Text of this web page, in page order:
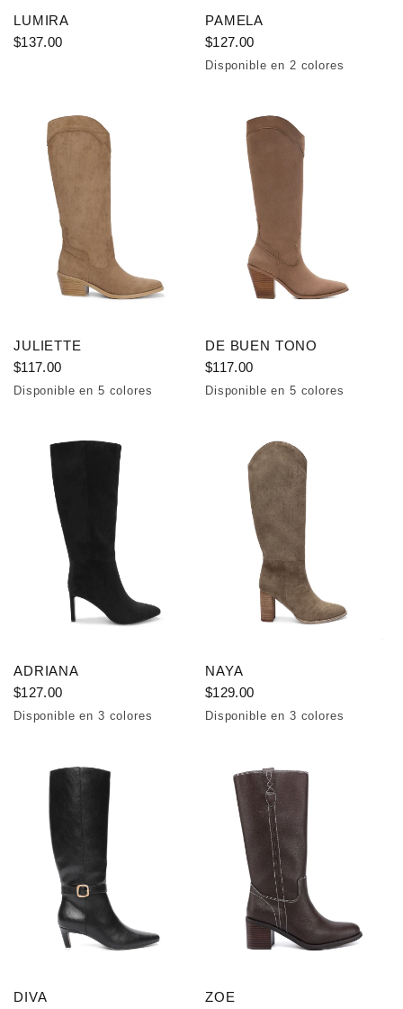
LUMIRA
$137.00
PAMELA
$127.00
Coffee
Brown
Disponible en 2 colores
JULIETTE
$117.00
BrownDark Brown
BlackBeigeApricot
Disponible en 5 colores
DE BUEN TONO
$117.00
Brown
BeigeNegroAlbaricoque
Dark Brown
Disponible en 5 colores
ADRIANA
$127.00
Black
Disponible en 3 colores
NAYA
$129.00
Taupe
Disponible en 3 colores
DIVA
ZOE